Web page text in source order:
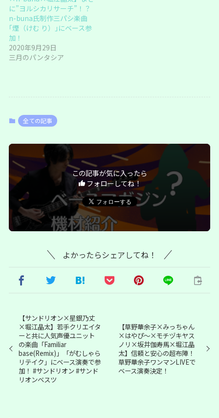
に”ヨルシカリサーチ”！？
n-buna氏制作三パシ楽曲
｢煙（けむ り）｣にベース参
加！
2020年9月29日
三月のパンタシア
全ての記事
この記事が気に入ったら
フォローしてね！
よかったらシェアしてね！
【サンドリオン×星銀乃丈
×堀江晶太】若手クリエイタ
ーと共に人気声優ユニット
の楽曲「Familiar
base(Remix)」「がむしゃら
リテイク」にベース演奏で参
加！ #サンドリオン #サンド
リオンベスツ
【草野華余子×みっちゃん
×はやぴ～×モチヅキヤス
ノリ×坂井伽寿馬×堀江晶
太】信頼と安心の超布陣！
草野華余子ワンマンLIVEで
ベース演奏決定！